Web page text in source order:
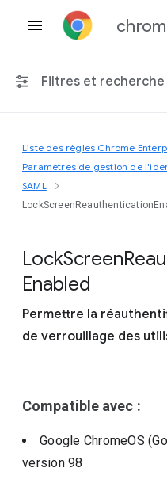
Filtres et recherche
Toute plate-forme
Chrome 151
Inclure les règles
Liste des règles Chrome
Paramètres de gestion de
SAML
LockScreen
Enabled
Permettre la
de verrouillage des
Compatible avec :
Google ChromeOS
version98